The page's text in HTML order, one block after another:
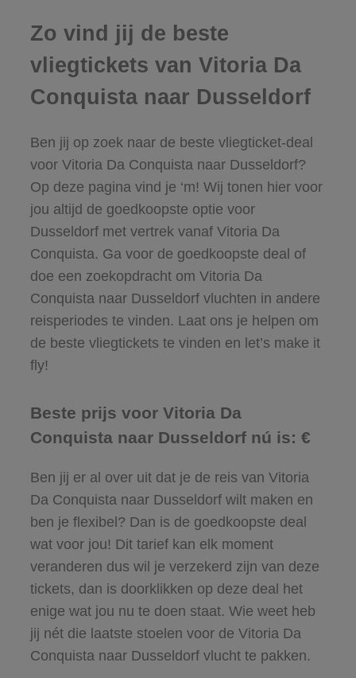
Zo vind jij de beste
vliegtickets van Vitoria Da
Conquista naar Dusseldorf
Ben jij op zoek naar de beste vliegticket-deal
voor Vitoria Da Conquista naar Dusseldorf?
Op deze pagina vind je ‘m! Wij tonen hier voor
jou altijd de goedkoopste optie voor
Dusseldorf met vertrek vanaf Vitoria Da
Conquista. Ga voor de goedkoopste deal of
doe een zoekopdracht om Vitoria Da
Conquista naar Dusseldorf vluchten in andere
reisperiodes te vinden. Laat ons je helpen om
de beste vliegtickets te vinden en let’s make it
fly!
Beste prijs voor Vitoria Da
Conquista naar Dusseldorf nú is: €
Ben jij er al over uit dat je de reis van Vitoria
Da Conquista naar Dusseldorf wilt maken en
ben je flexibel? Dan is de goedkoopste deal
wat voor jou! Dit tarief kan elk moment
veranderen dus wil je verzekerd zijn van deze
tickets, dan is doorklikken op deze deal het
enige wat jou nu te doen staat. Wie weet heb
jij nét die laatste stoelen voor de Vitoria Da
Conquista naar Dusseldorf vlucht te pakken.